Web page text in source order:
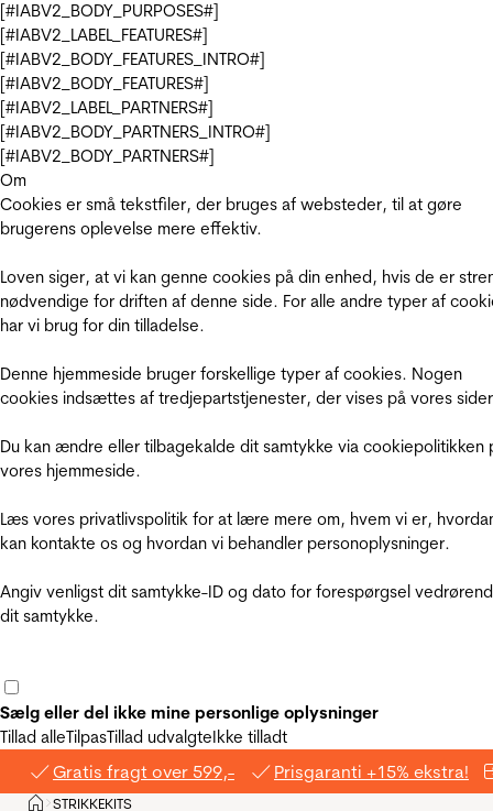
[#IABV2_BODY_PURPOSES#]
[#IABV2_LABEL_FEATURES#]
[#IABV2_BODY_FEATURES_INTRO#]
[#IABV2_BODY_FEATURES#]
[#IABV2_LABEL_PARTNERS#]
[#IABV2_BODY_PARTNERS_INTRO#]
[#IABV2_BODY_PARTNERS#]
Om
Cookies er små tekstfiler, der bruges af websteder, til at gøre
brugerens oplevelse mere effektiv.
Loven siger, at vi kan genne cookies på din enhed, hvis de er
nødvendige for driften af denne side. For alle andre typer af
har vi brug for din tilladelse.
Denne hjemmeside bruger forskellige typer af cookies. Nogen
cookies indsættes af tredjepartstjenester, der vises på vores
Du kan ændre eller tilbagekalde dit samtykke via cookiepolitikken
vores hjemmeside.
Læs vores privatlivspolitik for at lære mere om, hvem vi er,
kan kontakte os og hvordan vi behandler personoplysninger.
Angiv venligst dit samtykke-ID og dato for forespørgsel
dit samtykke.
Sælg eller del ikke mine personlige oplysninger
Tillad alleTilpasTillad udvalgteIkke tilladt
Gratis fragt over 599,- Prisgaranti +15% ekstra!
Hjem
>STRIKKEKITS